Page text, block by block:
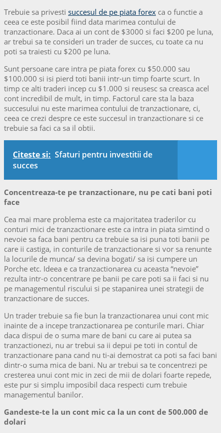
Trebuie sa privesti succesul de pe piata forex ca o functie a
ceea ce este posibil fiind data marimea contului de
tranzactionare. Daca ai un cont de $3000 si faci $200 pe luna,
ar trebui sa te consideri un trader de succes, cu toate ca nu
poti sa traiesti cu $200 pe luna.
Sunt persoane care intra pe piata forex cu $50.000 sau
$100.000 si isi pierd toti banii intr-un timp foarte scurt. In
timp ce alti traderi incep cu $1.000 si reusesc sa creasca acel
cont incredibil de mult, in timp. Factorul care sta la baza
succesului nu este marimea contului de tranzactionare, ci,
ceea ce crezi despre ce este succesul in tranzactionare si ce
trebuie sa faci ca sa il obtii.
Citeste si: Sfaturi pentru investitii de
succes
Concentreaza-te pe tranzactionare, nu pe cati bani poti
face
Cea mai mare problema este ca majoritatea traderilor cu
conturi mici de tranzactionare este ca intra in piata simtind o
nevoie sa faca bani pentru ca trebuie sa isi puna toti banii pe
care ii castiga, in conturile de tranzactionare si vor sa renunte
la locurile de munca/ sa devina bogati/ sa isi cumpere un
Porche etc. Ideea e ca tranzactionarea cu aceasta “nevoie”
rezulta intr-o concentrare pe banii pe care poti sa ii faci si nu
pe managementul riscului si pe stapanirea unei strategii de
tranzactionare de succes.
Un trader trebuie sa fie bun la tranzactionarea unui cont mic
inainte de a incepe tranzactionarea pe conturile mari. Chiar
daca dispui de o suma mare de bani cu care ai putea sa
tranzactionezi, nu ar trebui sa ii depui pe toti in contul de
tranzactionare pana cand nu ti-ai demostrat ca poti sa faci bani
dintr-o suma mica de bani. Nu ar trebui sa te concentrezi pe
cresterea unui cont mic in zeci de mii de dolari foarte repede,
este pur si simplu imposibil daca respecti cum trebuie
managementul banilor.
Gandeste-te la un cont mic ca la un cont de 500.000 de
dolari